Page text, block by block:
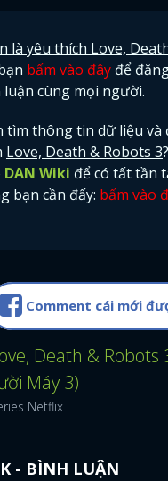
là yêu thích Love,
bấm vào đây để
luận cùng mọi người.
tìm thông tin dữ liệu và
Love, Death & Robots 3
DAN Wiki để có tất tần
bạn cần đấy: bấm vào
Comment cái mới
Death & Robots
Máy 3)
Netflix
- BÌNH LUẬN